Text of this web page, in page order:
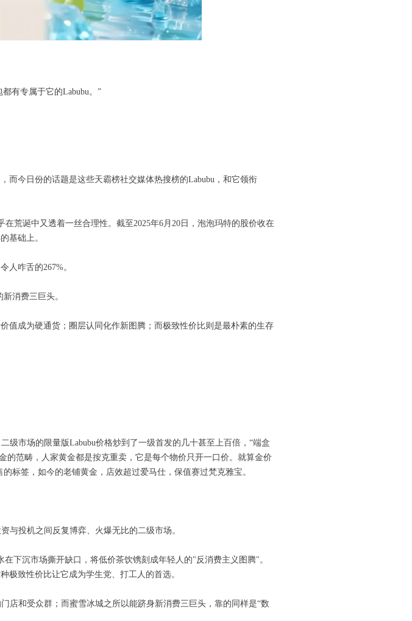
有专属于它的Labubu。”
而今日份的话题是这些天霸榜社交媒体热搜榜的Labubu，和它领衔
荒诞中又透着一丝合理性。截至2025年6月20日，泡泡玛特的股价收在
基础上。
人咋舌的267%。
消费三巨头。
值成为硬通货；圈层认同化作新图腾；而极致性价比则是最朴素的生存
级市场的限量版Labubu价格炒到了一级首发的几十甚至上百倍，“端盒
的范畴，人家黄金都是按克重卖，它是每个物价只开一口价。就算金价
标签，如今的老铺黄金，店效超过爱马仕，保值赛过梵克雅宝。
与投机之间反复博弈、火爆无比的二级市场。
下沉市场撕开缺口，将低价茶饮镌刻成年轻人的"反消费主义图腾"。
极致性价比让它成为学生党、打工人的首选。
店和受众群；而蜜雪冰城之所以能跻身新消费三巨头，靠的同样是“数